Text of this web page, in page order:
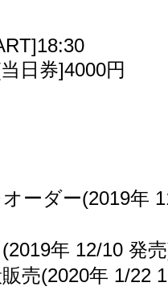
日券]4000円
ーダー(2019年
年 12/10 発
売(2020年 1/22